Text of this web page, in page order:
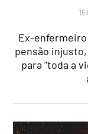
Ex-
pensão
para "toda a